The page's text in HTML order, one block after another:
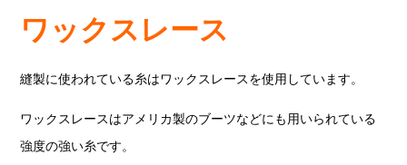
ワックスレース
縫製に使われている糸はワックスレースを使用しています。
ワックスレースはアメリカ製のブーツなどにも用いられている
強度の強い糸です。